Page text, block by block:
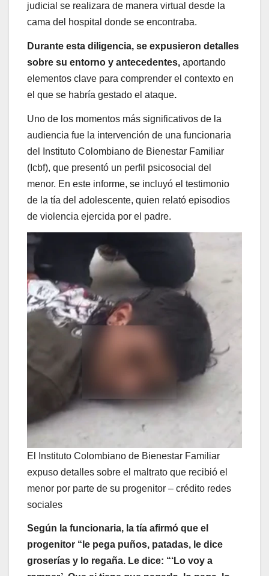
judicial se realizara de manera virtual desde la
cama del hospital donde se encontraba.
Durante esta diligencia, se expusieron detalles
sobre su entorno y antecedentes, aportando
elementos clave para comprender el contexto en
el que se habría gestado el ataque.
Uno de los momentos más significativos de la
audiencia fue la intervención de una funcionaria
del Instituto Colombiano de Bienestar Familiar
(Icbf), que presentó un perfil psicosocial del
menor. En este informe, se incluyó el testimonio
de la tía del adolescente, quien relató episodios
de violencia ejercida por el padre.
El Instituto Colombiano de Bienestar Familiar
expuso detalles sobre el maltrato que recibió el
menor por parte de su progenitor – crédito redes
sociales
Según la funcionaria, la tía afirmó que el
progenitor “le pega puños, patadas, le dice
groserías y lo regaña. Le dice: “‘Lo voy a